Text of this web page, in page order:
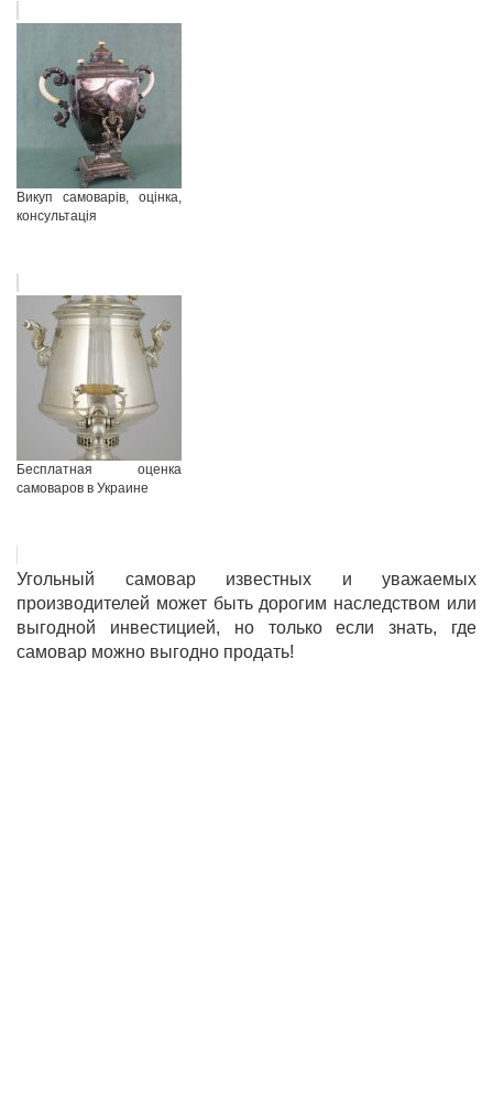
Викуп самоварів, оцінка,
консультація
Бесплатная оценка
самоваров в Украине
Угольный самовар известных и уважаемых
производителей может быть дорогим наследством или
выгодной инвестицией, но только если знать, где
самовар можно выгодно продать!